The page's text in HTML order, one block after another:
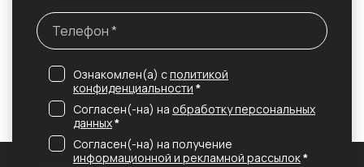
Ознакомлен(а) сполитикой
конфиденциальности *
Согласен(-на) на обработку персональных
данных*
Согласен(-на) на получение
информационной и рекламной рассылок*